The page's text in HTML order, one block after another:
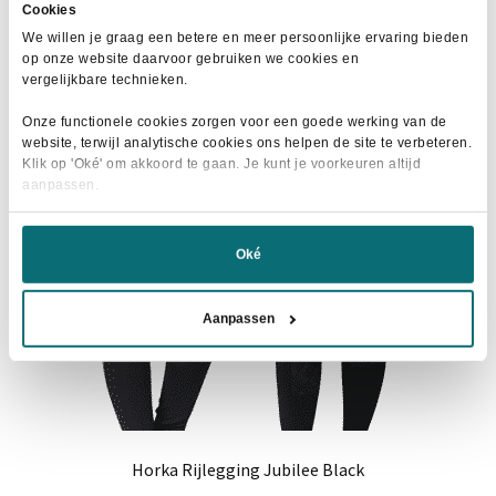
Cookies
We willen je graag een betere en meer persoonlijke ervaring bieden
op onze website daarvoor gebruiken we cookies en
vergelijkbare technieken.
Onze functionele cookies zorgen voor een goede werking van de
website, terwijl analytische cookies ons helpen de site te verbeteren.
Klik op 'Oké' om akkoord te gaan. Je kunt je voorkeuren altijd
aanpassen.
Oké
Aanpassen
Horka Rijlegging Jubilee Black